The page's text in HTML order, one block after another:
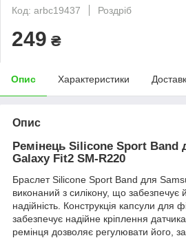
Код: arbc19437
Роздріб
249 ₴
Опис Характеристики
Опис
Ремінець Silicone Sport Band
Galaxy Fit2 SM-R220
Браслет Silicone Sport Band для
виконаний з силікону, що забезпечує
надійність. Конструкція капсули для
забезпечує надійне кріплення
ремінця дозволяє регулювати його,